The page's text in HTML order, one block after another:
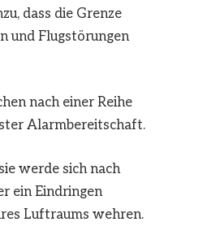
dass die Grenze
und Flugstörungen
nach einer Reihe
Alarmbereitschaft.
werde sich nach
ein Eindringen
Luftraums wehren.